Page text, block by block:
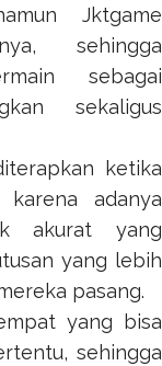
Jktgame
sehingga
sebagai
sekaligus
ketika
adanya
akurat yang
yang lebih
pasang.
yang bisa
sehingga